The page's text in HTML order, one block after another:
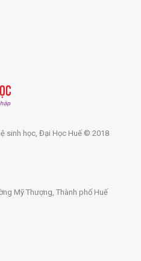
sinh học, Đại Học Huế © 2018
Mỹ Thượng, Thành phố Huế